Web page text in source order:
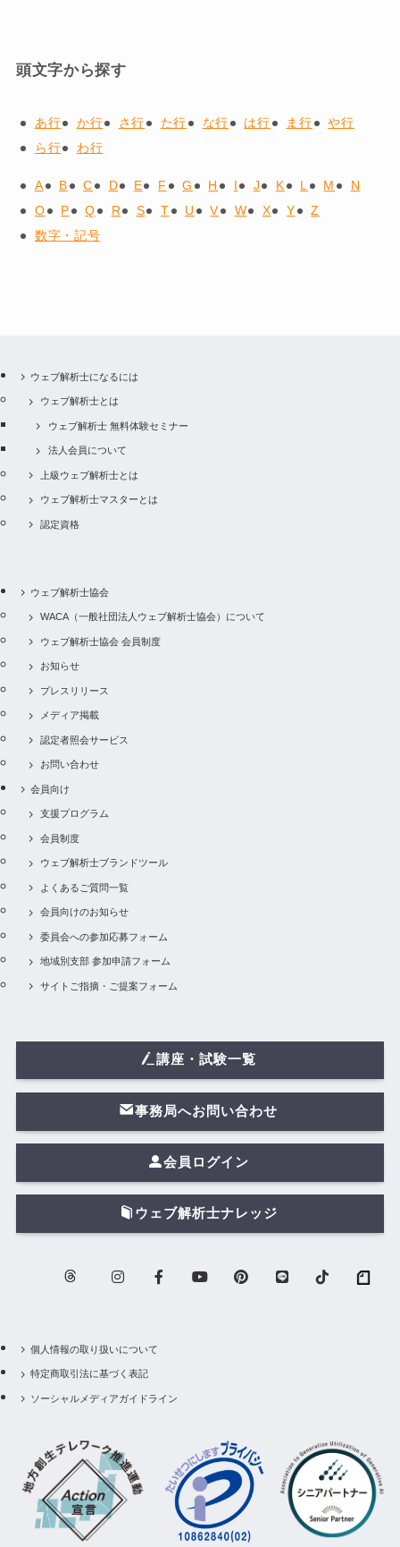
頭文字から探す
あ行 か行 さ行 た行 な行 は行 ま行
や行
ら行
わ行
A B C D E F G H I J K L M
N
O
P Q R S T U V W X Y
Z
数字・記号
ウェブ解析士になるには
ウェブ解析士とは
ウェブ解析士 無料体験セミナー
法人会員について
上級ウェブ解析士とは
ウェブ解析士マスターとは
認定資格
ウェブ解析士協会
WACA（一般社団法人ウェブ解析士協会）について
ウェブ解析士協会 会員制度
お知らせ
プレスリリース
メディア掲載
認定者照会サービス
お問い合わせ
会員向け
支援プログラム
会員制度
ウェブ解析士ブランドツール
よくあるご質問一覧
会員向けのお知らせ
委員会への参加応募フォーム
地域別支部 参加申請フォーム
サイトご指摘・ご提案フォーム
講座・試験一覧
事務局へお問い合わせ
会員ログイン
ウェブ解析士ナレッジ
個人情報の取り扱いについて
特定商取引法に基づく表記
ソーシャルメディアガイドライン